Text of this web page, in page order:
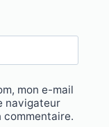
mon e-mail
navigateur
commentaire.